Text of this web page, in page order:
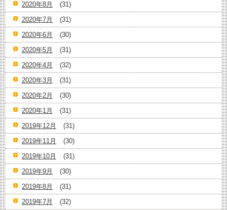
2020年8月
(31)
2020年7月
(31)
2020年6月
(30)
2020年5月
(31)
2020年4月
(32)
2020年3月
(31)
2020年2月
(30)
2020年1月
(31)
2019年12月
(31)
2019年11月
(30)
2019年10月
(31)
2019年9月
(30)
2019年8月
(31)
2019年7月
(32)